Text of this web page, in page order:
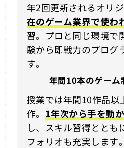
年2回更新されるオリジ
在のゲーム業界で使わ
習。プロと同じ環境で
験から即戦力のプログ
す。
年間10本のゲーム
授業では年間10作品以
作。 1年次から手を動
し、スキル習得ととも
フォリオも充実します。